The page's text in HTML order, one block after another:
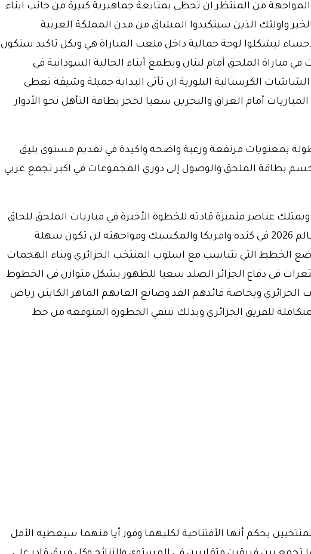
من المنتظر ان تحظى بمتابعة جماهيرية كبيرة من جانب ابناء
واولئك الذين سيتكبدوا المشاق من مدن المملكة العربية
ليشكلوا لوحة جمالية داخل ملعب المباراة هي وبكل تاكيد ستكون
مباراة الملحق أمام لبنان ويطمع أبناء الجالية السودانية في
الكرستالية البلورية ان تأتي البداية جميلة وشيقة تعطي
أمام العراق والبحرين سعيا لحجز بطاقة التأهل نحو الأدوار
بمعنويات مرتفعة ورغبة واضحة واكيدة في تقديم مستوى يليق
بطاقة الملحق والوصول إلى دوري المجموعات في اكبر تجمع عربي
عناصر متميزة قادته للخطوة الأخيرة في مباريات الملحق للحاق
بركب الدول المتأهلة لنهائيات كاس العالم 2026 في كنده وامريكا والمكسيك ومواجهته لن تكون سهلة
الخطط التي تتناسب مع اسلوب المنتخب الجزائري وبناء الهجمات
في دفاع الجزائر الصلد سعيا للظهور بشكل متوازن في الخطوط
الجزائري وبخاصة قائدهم الفذ وصانع العابهم الماهر الكابتن رياض
للفريق الجزائري وبذلك تنتفي الخطورة المتوقعة من خط
بحكم أنها الأفتتاحية لكليهما وفوز أيا منهما سيعطيه الأمل